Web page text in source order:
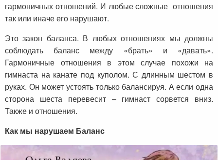
гармоничных отношений. И любые сложные отношения
так или иначе его нарушают.
Это закон баланса. В любых отношениях мы должны
соблюдать баланс между «брать» и «давать».
Гармоничные отношения в этом случае похожи на
гимнаста на канате под куполом. С длинным шестом в
руках. Он может устоять только балансируя. А если одна
сторона шеста перевесит – гимнаст сорвется вниз.
Также и отношения.
Как мы нарушаем Баланс